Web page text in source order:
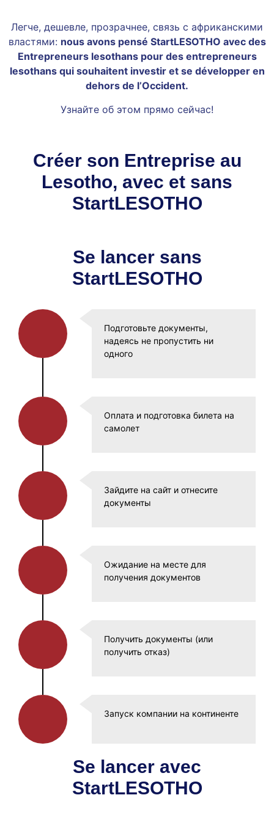
Легче, дешевле, прозрачнее, связь с африканскими
властями: nous avons pensé StartLESOTHO avec des
Entrepreneurs lesothans pour des entrepreneurs
lesothans qui souhaitent investir et se développer en
dehors de l’Occident.
Узнайте об этом прямо сейчас!
Créer son Entreprise au
Lesotho, avec et sans
StartLESOTHO
Se lancer sans
StartLESOTHO
Подготовьте документы,
надеясь не пропустить ни
одного
Оплата и подготовка билета на
самолет
Зайдите на сайт и отнесите
документы
Ожидание на месте для
получения документов
Получить документы (или
получить отказ)
Запуск компании на континенте
Se lancer avec
StartLESOTHO